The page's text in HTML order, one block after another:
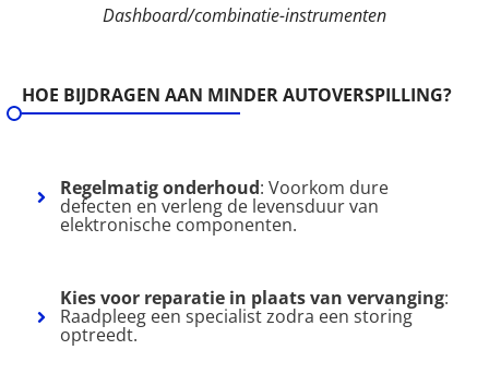
Dashboard/combinatie-instrumenten
HOE BIJDRAGEN AAN MINDER AUTOVERSPILLING?
Regelmatig onderhoud: Voorkom dure
defecten en verleng de levensduur van
elektronische componenten.
Kies voor reparatie in plaats van vervanging:
Raadpleeg een specialist zodra een storing
optreedt.